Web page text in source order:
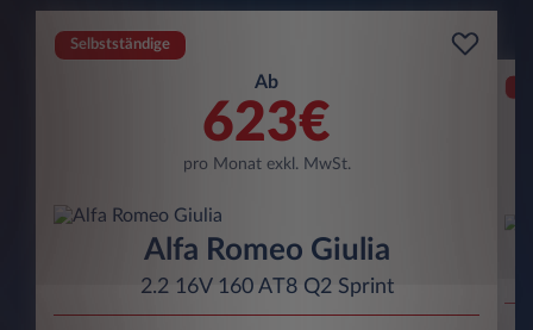
Selbstständige
Ab
623€
pro Monat exkl. MwSt.
Alfa Romeo Giulia
2.2 16V 160 AT8 Q2 Sprint